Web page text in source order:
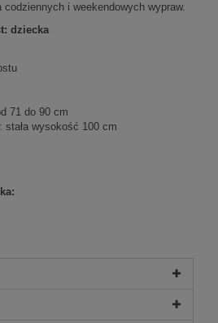
codziennych i weekendowych wypraw.
dziecka
71 do 90 cm
wysokość 100 cm